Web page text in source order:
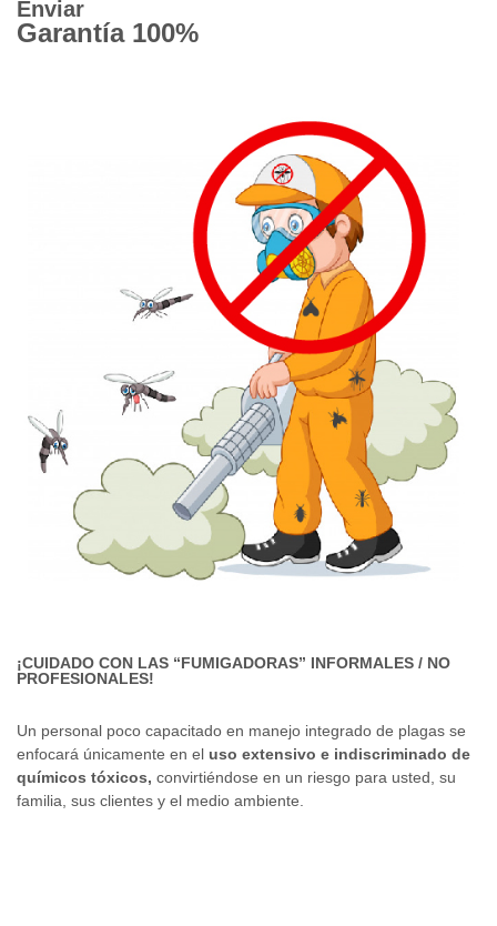
Enviar
Garantía 100%
¡CUIDADO CON LAS “FUMIGADORAS” INFORMALES / NO
PROFESIONALES!
Un personal poco capacitado en manejo integrado de plagas se
enfocará únicamente en el uso extensivo e indiscriminado de
químicos tóxicos, convirtiéndose en un riesgo para usted, su
familia, sus clientes y el medio ambiente.